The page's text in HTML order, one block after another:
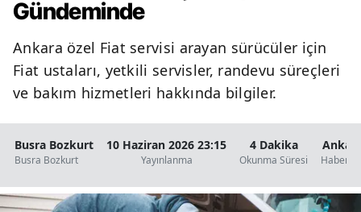
Gündeminde
Ankara özel Fiat servisi arayan sürücüler için
Fiat ustaları, yetkili servisler, randevu süreçleri
ve bakım hizmetleri hakkında bilgiler.
Busra Bozkurt
Busra Bozkurt
10 Haziran 2026 23:15
Yayınlanma
4 Dakika
Okunma Süresi